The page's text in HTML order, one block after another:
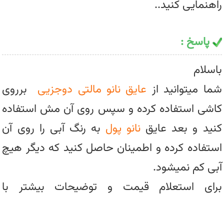
راهنمایی کنید..
پاسخ :
باسلام
شما میتوانید از عایق نانو مالتی دوجزیی برروی
کاشی استفاده کرده و سپس روی آن مش استفاده
کنید و بعد عایق نانو پول به رنگ آبی را روی آن
استفاده کرده و اطمینان حاصل کنید که دیگر هیچ
آبی کم نمیشود.
برای استعلام قیمت و توضیحات بیشتر با